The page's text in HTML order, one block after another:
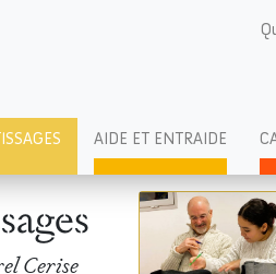
AIDE ET ENTRAIDE
Cerise